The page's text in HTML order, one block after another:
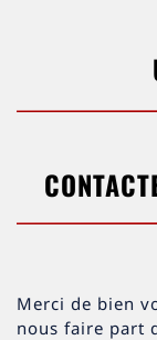
Merci de bien
nous faire part